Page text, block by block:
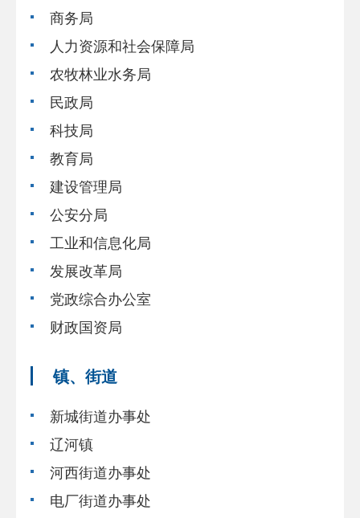
商务局
人力资源和社会保障局
农牧林业水务局
民政局
科技局
教育局
建设管理局
公安分局
工业和信息化局
发展改革局
党政综合办公室
财政国资局
镇、街道
新城街道办事处
辽河镇
河西街道办事处
电厂街道办事处